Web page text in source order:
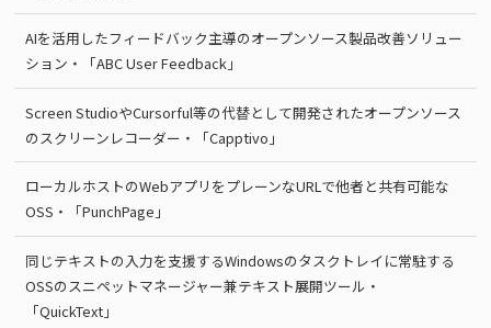
AIを活用したフィードバック主導のオープンソース製品改善ソリュー
ション・「ABC User Feedback」
Screen StudioやCursorful等の代替として開発されたオープンソース
のスクリーンレコーダー・「Capptivo」
ローカルホストのWebアプリをプレーンなURLで他者と共有可能な
OSS・「PunchPage」
同じテキストの入力を支援するWindowsのタスクトレイに常駐する
OSSのスニペットマネージャー兼テキスト展開ツール・
「QuickText」